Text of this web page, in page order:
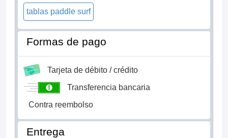
tablas paddle surf
Formas de pago
Tarjeta de débito / crédito
Transferencia bancaria
Contra reembolso
Entrega